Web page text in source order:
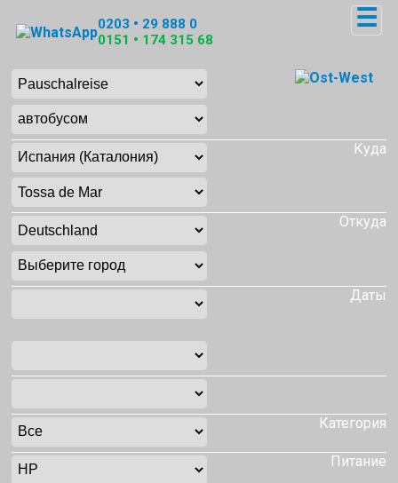
0203 • 29 888 0
0151 • 174 315 68
☰
Куда
Откуда
Даты
Категория
Питание